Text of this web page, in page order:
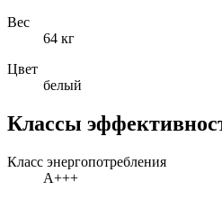
Вес
64 кг
Цвет
белый
Классы
Класс энергопотребления
A+++